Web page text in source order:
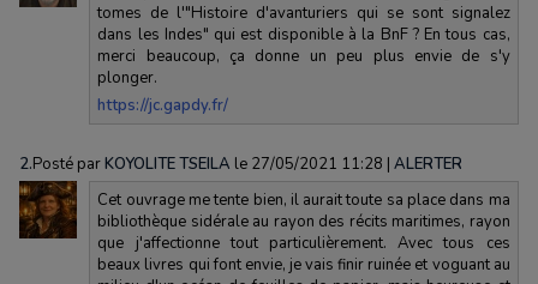
tomes de l'"Histoire d'avanturiers qui se sont signalez
dans les Indes" qui est disponible à la BnF ? En tous cas,
merci beaucoup, ça donne un peu plus envie de s'y
plonger.
https://jc.gapdy.fr/
2.Posté parKOYOLITE TSEILA le 27/05/2021 11:28 | ALERTER
Cet ouvrage me tente bien, il aurait toute sa place dans ma
bibliothèque sidérale au rayon des récits maritimes, rayon
que j'affectionne tout particulièrement. Avec tous ces
beaux livres qui font envie, je vais finir ruinée et voguant au